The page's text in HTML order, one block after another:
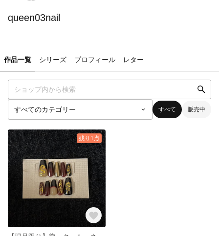
queen03nail
作品一覧 シリーズ プロフィール レター
すべて 販売中
残り1点